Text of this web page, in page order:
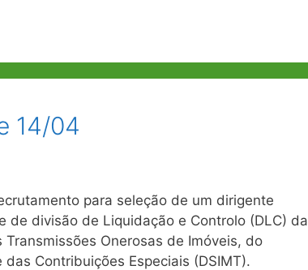
14/04
para seleção de um dirigente
de divisão de Liquidação e Controlo (DLC) da
Onerosas de Imóveis, do
Contribuições Especiais (DSIMT).